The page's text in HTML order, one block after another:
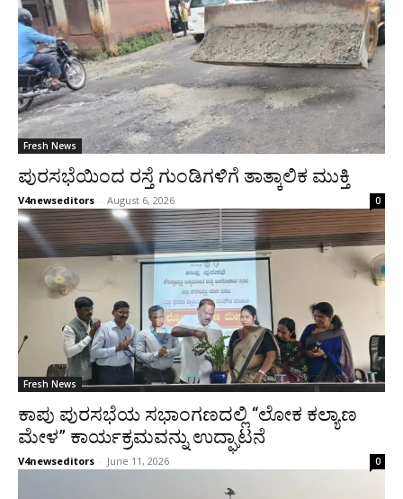
Fresh News
ಪುರಸಭೆಯಿಂದ ರಸ್ತೆ ಗುಂಡಿಗಳಿಗೆ ತಾತ್ಕಾಲಿಕ ಮುಕ್ತಿ
V4newseditors - August 6, 2026 0
Fresh News
ಕಾಪು ಪುರಸಭೆಯ ಸಭಾಂಗಣದಲ್ಲಿ “ಲೋಕ ಕಲ್ಯಾಣ
ಮೇಳ” ಕಾರ್ಯಕ್ರಮವನ್ನು ಉದ್ಘಾಟನೆ
V4newseditors - June 11, 2026 0